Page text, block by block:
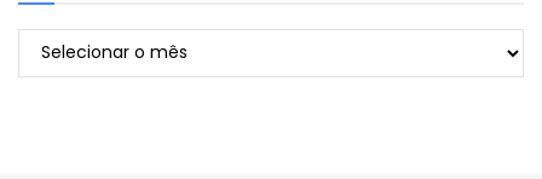
Arquivos